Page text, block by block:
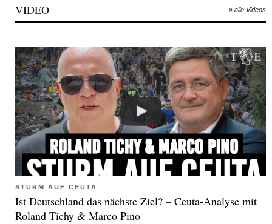
VIDEO » alle Videos
STURM AUF CEUTA
Ist Deutschland das nächste Ziel? – Ceuta-Analyse mit
Roland Tichy & Marco Pino